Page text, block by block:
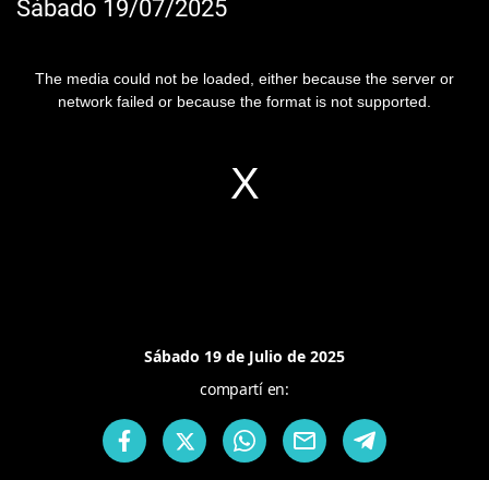
Sábado 19/07/2025
The media could not be loaded, either because the server or
network failed or because the format is not supported.
Sábado 19 de Julio de 2025
compartí en: